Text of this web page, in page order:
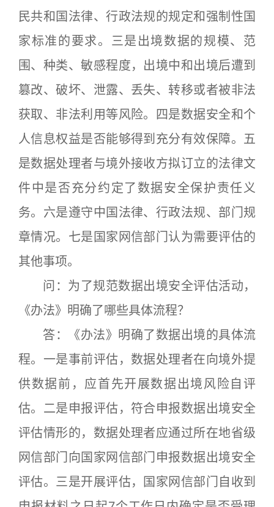
民共和国法律、行政法规的规定和强制性国
家标准的要求。三是出境数据的规模、范
围、种类、敏感程度，出境中和出境后遭到
篡改、破坏、泄露、丢失、转移或者被非法
获取、非法利用等风险。四是数据安全和个
人信息权益是否能够得到充分有效保障。五
是数据处理者与境外接收方拟订立的法律文
件中是否充分约定了数据安全保护责任义
务。六是遵守中国法律、行政法规、部门规
章情况。七是国家网信部门认为需要评估的
其他事项。
问：为了规范数据出境安全评估活动，
《办法》明确了哪些具体流程？
答：《办法》明确了数据出境的具体流
程。一是事前评估，数据处理者在向境外提
供数据前，应首先开展数据出境风险自评
估。二是申报评估，符合申报数据出境安全
评估情形的，数据处理者应通过所在地省级
网信部门向国家网信部门申报数据出境安全
评估。三是开展评估，国家网信部门自收到